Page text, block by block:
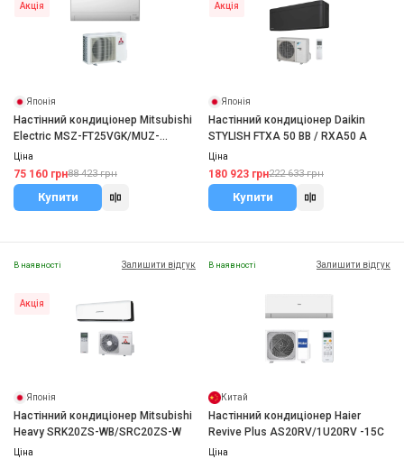
Акція
Японія
Настінний кондиціонер Mitsubishi
Electric MSZ-FT25VGK/MUZ-
FT25VGHZ
Ціна
75 160 грн88 423 грн
Купити
Акція
Японія
Настінний кондиціонер Daikin
STYLISH FTXA 50 BB / RXA50 A
Ціна
180 923 грн222 633 грн
Купити
В наявності Залишити відгук
Акція
Японія
Настінний кондиціонер Mitsubishi
Heavy SRK20ZS-WB/SRC20ZS-W
Ціна
В наявності Залишити відгук
Китай
Настінний кондиціонер Haier
Revive Plus AS20RV/1U20RV -15С
Ціна